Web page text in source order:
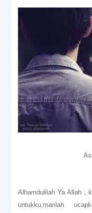
Alhamdulilah Ya Allah ,
untukku,marilah